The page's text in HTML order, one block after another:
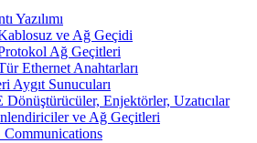
Yazılımı
ve Ağ Geçidi
Ağ Geçitleri
Ethernet Anahtarları
Aygıt Sunucuları
Dönüştürücüler, Enjektörler, Uzatıcılar
ve Ağ Geçitleri
Communications